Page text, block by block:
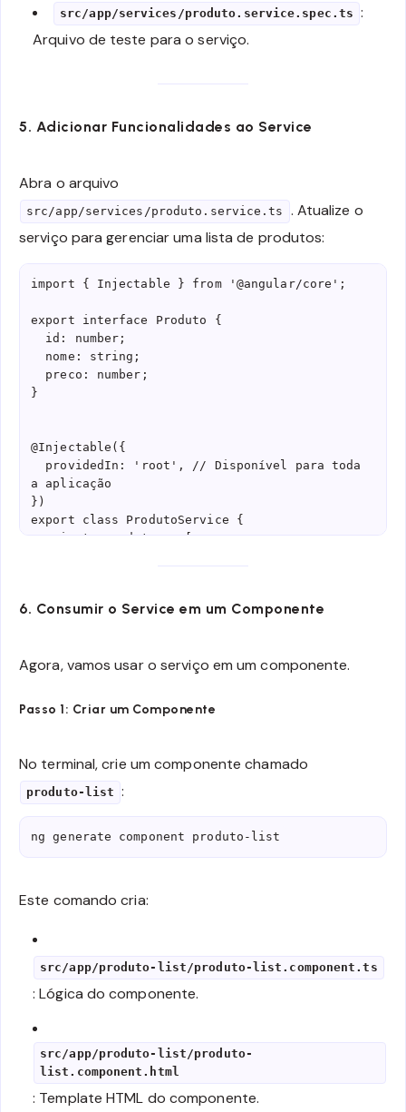
src/app/services/produto.service.spec.ts :
Arquivo de teste para o serviço.
5. Adicionar Funcionalidades ao Service
Abra o arquivo
src/app/services/produto.service.ts
. Atualize o
serviço para gerenciar uma lista de produtos:
import { Injectable } from '@angular/core';
export interface Produto {
}
@Injectable({
a aplicação
})
export class ProdutoService {
  // Retorna a lista de produtos
string; preco: number }) {
6. Consumir o Service em um Componente
Agora, vamos usar o serviço em um componente.
Passo 1: Criar um Componente
No terminal, crie um componente chamado
produto-list :
ng generate component produto-list
Este comando cria:
src/app/produto-list/produto-list.component.ts
: Lógica do componente.
src/app/produto-list/produto-
list.component.html
: Template HTML do componente.